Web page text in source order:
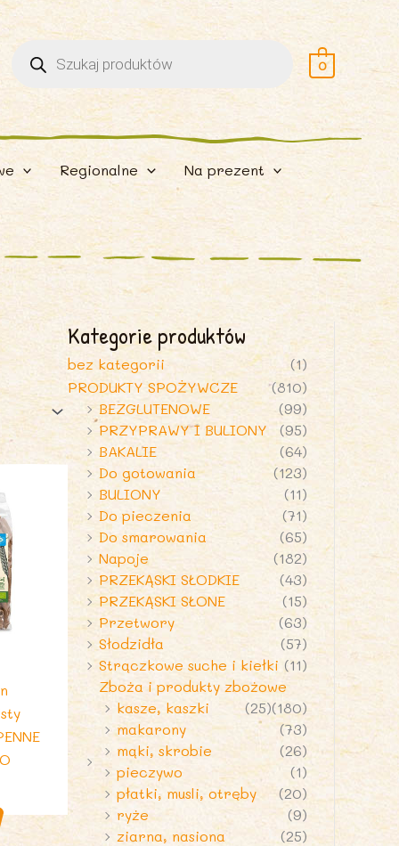
Wyszukiwarka
produktów 0
Regionalne Na prezent
Kategorie produktów
bez kategorii
(1)
PRODUKTY SPOŻYWCZE
(810)
BEZGLUTENOWE
(99)
PRZYPRAWY I BULIONY
(95)
BAKALIE
(64)
Do gotowania
(123)
BULIONY
(11)
Do pieczenia
(71)
Do smarowania
(65)
Napoje
(182)
PRZEKĄSKI SŁODKIE
(43)
PRZEKĄSKI SŁONE
(15)
Przetwory
(63)
Słodzidła
(57)
Strączkowe suche i kiełki (11)
Zboża i produkty zbożowe
(180)
kasze, kaszki
(25)
makarony
(73)
mąki, skrobie
(26)
pieczywo
(1)
płatki, musli, otręby
(20)
ryże
(9)
ziarna, nasiona
(25)